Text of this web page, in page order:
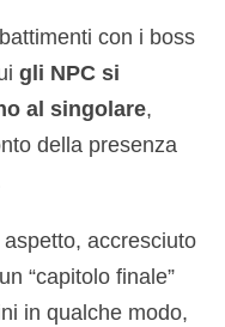
con i boss
gli NPC si
al singolare,
della presenza
accresciuto
“capitolo finale”
in qualche modo,